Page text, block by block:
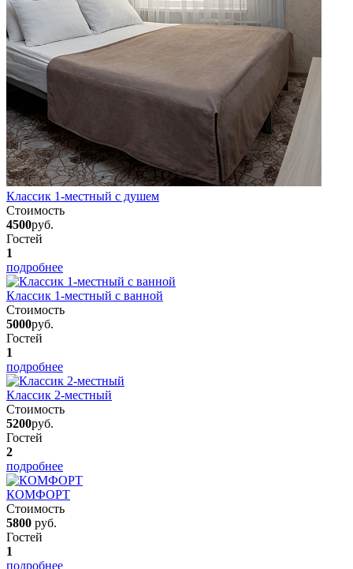
Классик 1-местный с душем
Стоимость
4500руб.
Гостей
1
подробнее
Классик 1-местный с ванной
Стоимость
5000руб.
Гостей
1
подробнее
Классик 2-местный
Стоимость
5200руб.
Гостей
2
подробнее
КОМФОРТ
Стоимость
5800 руб.
Гостей
1
подробнее